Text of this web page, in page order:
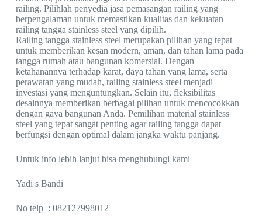
railing. Pilihlah penyedia jasa pemasangan railing yang
berpengalaman untuk memastikan kualitas dan kekuatan
railing tangga stainless steel yang dipilih.
Railing tangga stainless steel merupakan pilihan yang tepat
untuk memberikan kesan modern, aman, dan tahan lama pada
tangga rumah atau bangunan komersial. Dengan
ketahanannya terhadap karat, daya tahan yang lama, serta
perawatan yang mudah, railing stainless steel menjadi
investasi yang menguntungkan. Selain itu, fleksibilitas
desainnya memberikan berbagai pilihan untuk mencocokkan
dengan gaya bangunan Anda. Pemilihan material stainless
steel yang tepat sangat penting agar railing tangga dapat
berfungsi dengan optimal dalam jangka waktu panjang.
Untuk info lebih lanjut bisa menghubungi kami
Yadi s Bandi
No telp : 082127998012